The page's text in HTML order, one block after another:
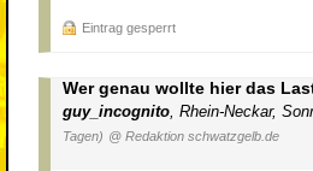
Eintrag gesperrt
Wer genau wollte hier das
guy_incognito Rhein-Neckar,
Tagen) @ Redaktion schwatzgelb.de